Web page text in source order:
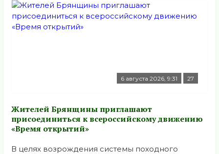
6 августа 2026, 9:31 27
Жителей Брянщины приглашают
присоединиться к всероссийскому движению
«Время открытий»
В целях возрождения системы походного